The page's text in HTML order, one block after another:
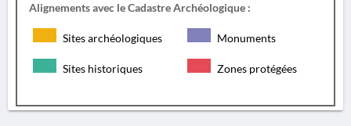
Alignements avec le Cadastre Archéologique :
Sites archéologiques Monuments
Sites historiques Zones protégées